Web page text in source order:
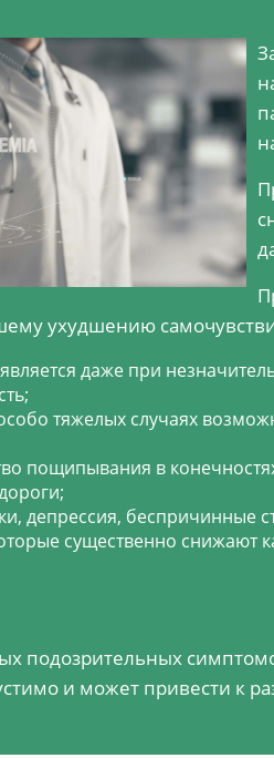
ухудшению
даже при
тяжелых случаях
пощипывания в
депрессия, беспричинные
существенно снижают
подозрительных
и может привести к